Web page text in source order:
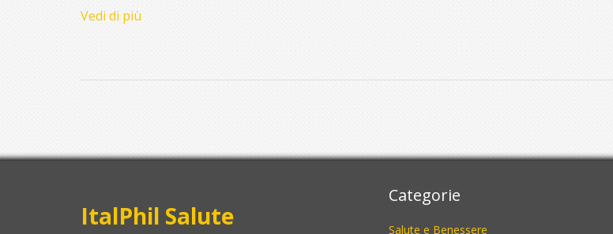
illegali.
Vedi di più
ItalPhil Salute
Categorie
Salute e Benessere